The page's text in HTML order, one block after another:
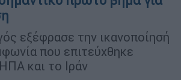
εξέφρασε την ικανοποίησή
που επιτεύχθηκε
και το Ιράν